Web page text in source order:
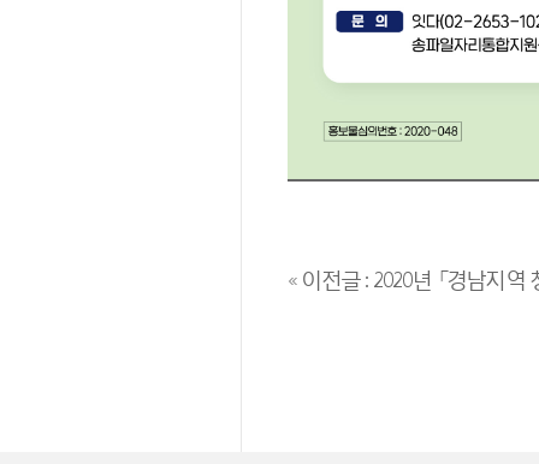
« 이전글 : 2020년 「경남지역